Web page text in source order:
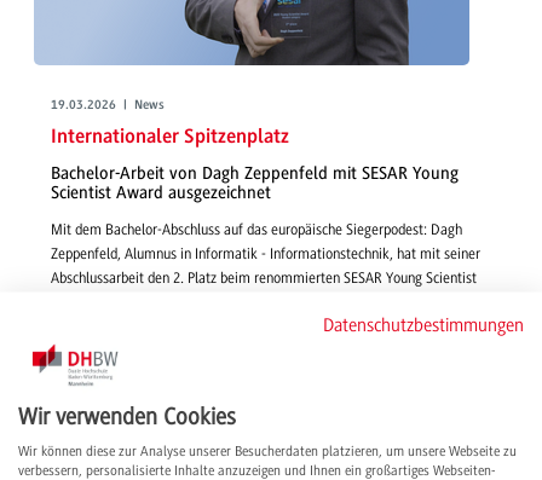
19.03.2026 | News
Internationaler Spitzenplatz
Bachelor-Arbeit von Dagh Zeppenfeld mit SESAR Young
Scientist Award ausgezeichnet
Mit dem Bachelor-Abschluss auf das europäische Siegerpodest: Dagh
Zeppenfeld, Alumnus in Informatik - Informationstechnik, hat mit seiner
Abschlussarbeit den 2. Platz beim renommierten SESAR Young Scientist
weiterlesen
Datenschutzbestimmungen
Wir verwenden Cookies
Wir können diese zur Analyse unserer Besucherdaten platzieren, um unsere Webseite zu
verbessern, personalisierte Inhalte anzuzeigen und Ihnen ein großartiges Webseiten-